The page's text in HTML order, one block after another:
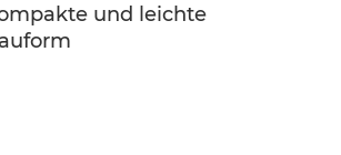
und leichte